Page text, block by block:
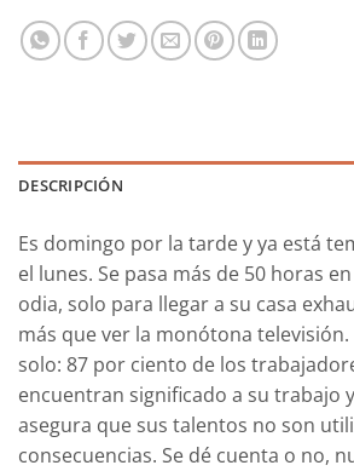
DESCRIPCIÓN
Es domingo por la tarde y ya está
el lunes. Se pasa más de 50 horas
odia, solo para llegar a su casa
más que ver la monótona televisión.
solo: 87 por ciento de los
encuentran significado a su trabajo
asegura que sus talentos no son
consecuencias. Se dé cuenta o no,